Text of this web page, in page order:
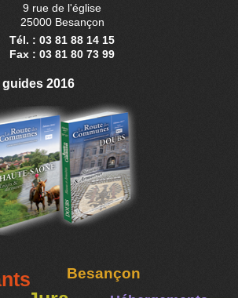
9 rue de l'église
25000 Besançon
Tél. : 03 81 88 14 15
Fax : 03 81 80 73 99
guides 2016
Besançon